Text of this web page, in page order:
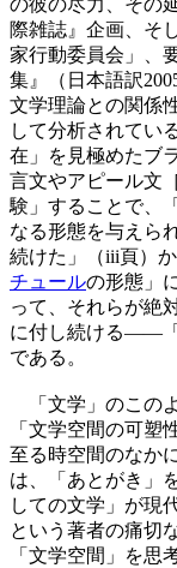
際雑誌』企画、そ
家行動委員会」、
集』（日本語訳
文学理論との関係
して分析されてい
在」を見極めたブ
言文やアピール文
験」することで、
なる形態を与えら
続けた」（iii頁）
チュールの形態」
って、それらが絶
に付し続ける――
である。
「文学」のこの
「文学空間の可塑
至る時空間のなか
は、「あとがき」
しての文学」が現
という著者の痛切
「文学空間」を思